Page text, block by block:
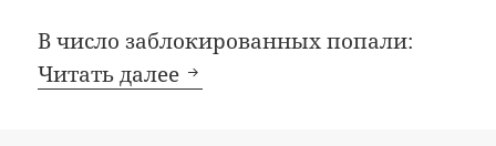
В число заблокированных попали:
Читать далее Umarkets, TradeAllCrypto,